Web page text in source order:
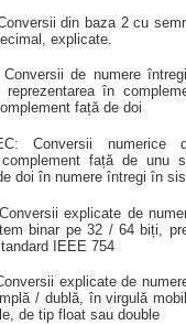
din baza 2 cu
explicate.
de numere
reprezentarea în
față de doi
Conversii numerice
față de unu
doi în numere întregi în
explicate de
binar pe 32 / 64 biți,
IEEE 754
explicate de
/ dublă, în virgulă
de tip float sau double